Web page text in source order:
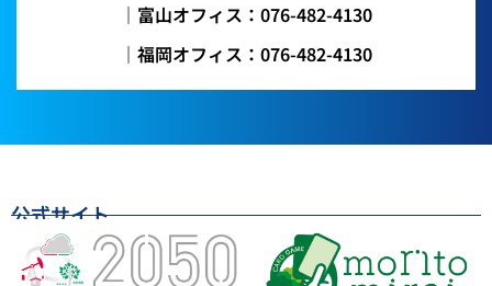
｜富山オフィス：076-482-4130
｜福岡オフィス：076-482-4130
公式サイト